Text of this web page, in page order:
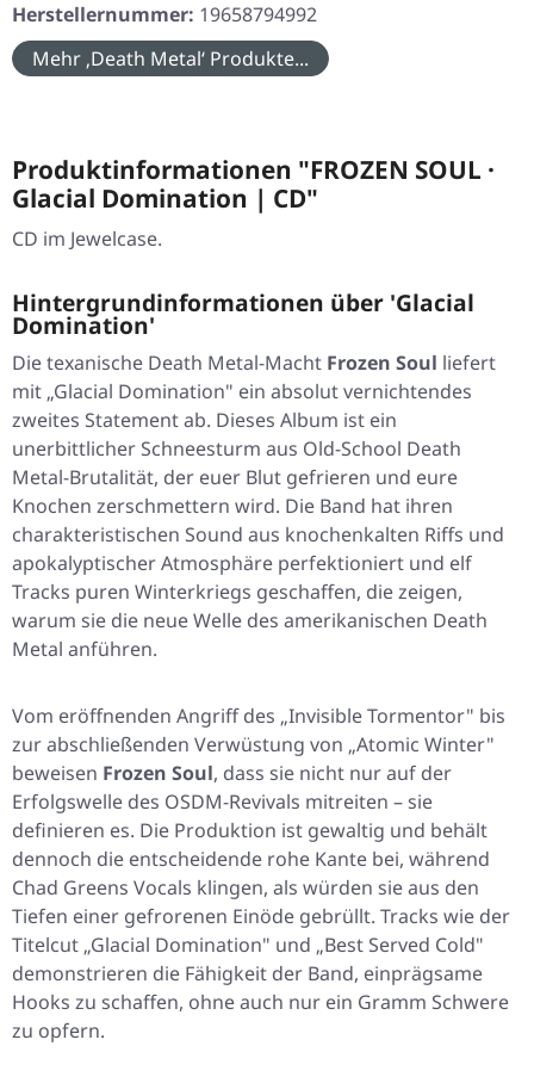
Herstellernummer: 19658794992
Mehr ‚Death Metal‘ Produkte...
Produktinformationen "FROZEN SOUL ·
Glacial Domination | CD"
CD im Jewelcase.
Hintergrundinformationen über 'Glacial
Domination'
Die texanische Death Metal-Macht Frozen Soul liefert
mit „Glacial Domination" ein absolut vernichtendes
zweites Statement ab. Dieses Album ist ein
unerbittlicher Schneesturm aus Old-School Death
Metal-Brutalität, der euer Blut gefrieren und eure
Knochen zerschmettern wird. Die Band hat ihren
charakteristischen Sound aus knochenkalten Riffs und
apokalyptischer Atmosphäre perfektioniert und elf
Tracks puren Winterkriegs geschaffen, die zeigen,
warum sie die neue Welle des amerikanischen Death
Metal anführen.
Vom eröffnenden Angriff des „Invisible Tormentor" bis
zur abschließenden Verwüstung von „Atomic Winter"
beweisen Frozen Soul, dass sie nicht nur auf der
Erfolgswelle des OSDM-Revivals mitreiten – sie
definieren es. Die Produktion ist gewaltig und behält
dennoch die entscheidende rohe Kante bei, während
Chad Greens Vocals klingen, als würden sie aus den
Tiefen einer gefrorenen Einöde gebrüllt. Tracks wie der
Titelcut „Glacial Domination" und „Best Served Cold"
demonstrieren die Fähigkeit der Band, einprägsame
Hooks zu schaffen, ohne auch nur ein Gramm Schwere
zu opfern.